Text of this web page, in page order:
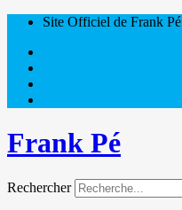
Site Officiel de Frank Pé
Frank Pé
Rechercher